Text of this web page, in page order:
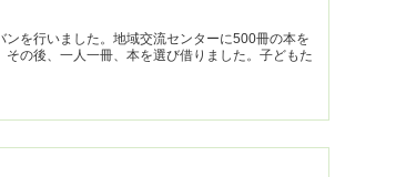
を行いました。地域交流センターに500冊の本を
の後、一人一冊、本を選び借りました。子どもた